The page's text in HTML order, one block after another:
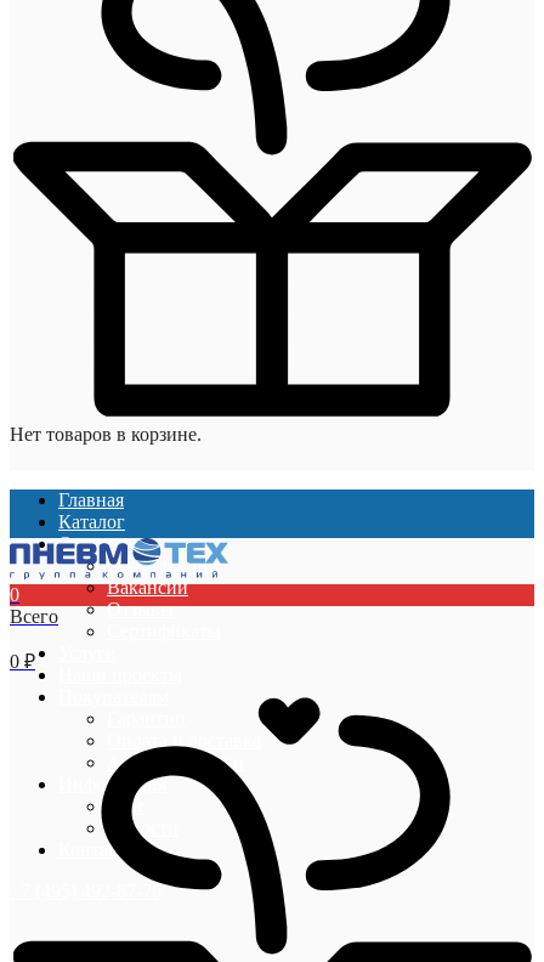
Нет товаров в корзине.
Главная
Каталог
О компании
О компании
Вакансии
Отзывы
Акции и скидки
Информация
Блог
Новости
Контакты
0
Всего
0 ₽